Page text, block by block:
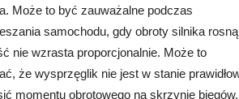
Może to być zauważalne podczas
samochodu, gdy obroty silnika
nie wzrasta proporcjonalnie. Może to
że wysprzęglik nie jest w stanie
momentu obrotowego na skrzynię